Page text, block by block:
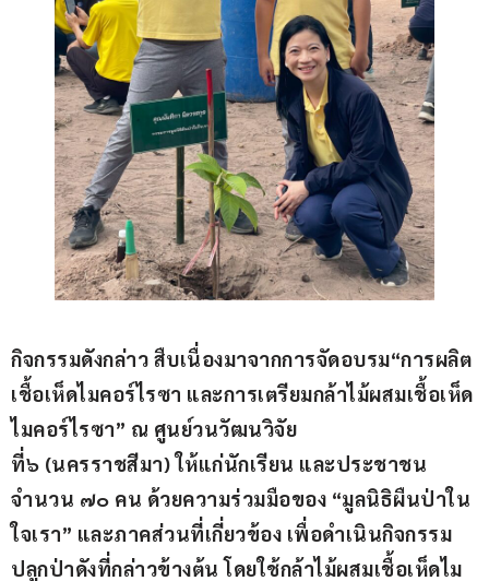
กิจกรรมดังกล่าว สืบเนื่องมาจากการจัดอบรม“การผลิต
เชื้อเห็ดไมคอร์ไรซา และการเตรียมกล้าไม้ผสมเชื้อเห็ด
ไมคอร์ไรซา” ณ ศูนย์วนวัฒนวิจัย
ที่๖ (นครราชสีมา) ให้แก่นักเรียน และประชาชน
จำนวน ๗๐ คน ด้วยความร่วมมือของ “มูลนิธิผืนป่าใน
ใจเรา” และภาคส่วนที่เกี่ยวข้อง เพื่อดำเนินกิจกรรม
ปลูกป่าดังที่กล่าวข้างต้น โดยใช้กล้าไม้ผสมเชื้อเห็ดไม